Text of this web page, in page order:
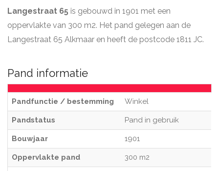
Langestraat 65 is gebouwd in 1901 met een
oppervlakte van 300 m2. Het pand gelegen aan de
Langestraat 65 Alkmaar en heeft de postcode 1811 JC.
Pand informatie
Pandfunctie / bestemming Winkel
Pandstatus Pand in gebruik
Bouwjaar 1901
Oppervlakte pand 300 m2